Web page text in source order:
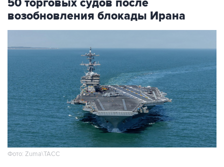
50 торговых судов после
возобновления блокады Ирана
Фото: Zuma\ТАСС